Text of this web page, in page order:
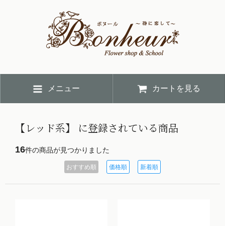
メニュー カートを見る
【レッド系】 に登録されている商品
16件の商品が見つかりました
おすすめ順 価格順 新着順